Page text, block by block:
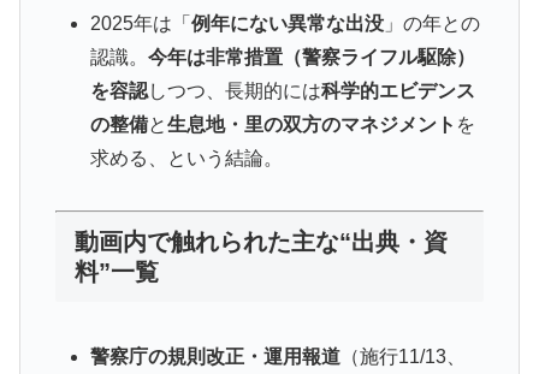
2025年は「 例年にない異常な出没」の年との
認識。 今年は非常措置（警察ライフル駆除）
を容認しつつ、長期的には科学的エビデンス
の整備と生息地・里の双方のマネジメント を
求める、という結論。
動画内で触れられた主な“出典・資
料”一覧
警察庁の規則改正・運用報道（施行11/13、